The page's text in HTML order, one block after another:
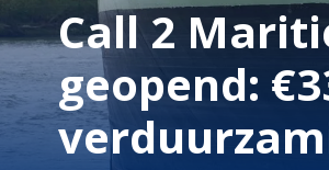
Call 2
geopend: